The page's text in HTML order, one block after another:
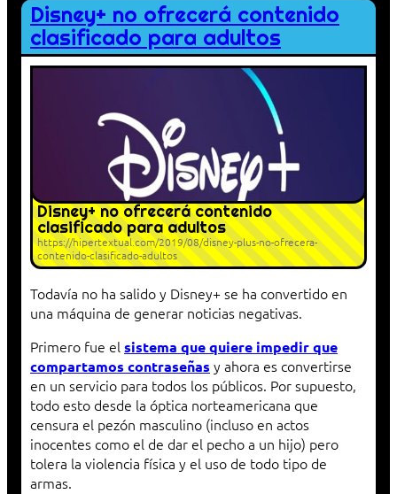
Disney+ no ofrecerá contenido
clasificado para adultos
Disney+ no ofrecerá contenido
clasificado para adultos
https://hipertextual.com/2019/08/disney-plus-no-ofrecera-
contenido-clasificado-adultos
Todavía no ha salido y Disney+ se ha convertido en
una máquina de generar noticias negativas.
Primero fue el sistema que quiere impedir que
compartamos contraseñas y ahora es convertirse
en un servicio para todos los públicos. Por supuesto,
todo esto desde la óptica norteamericana que
censura el pezón masculino (incluso en actos
inocentes como el de dar el pecho a un hijo) pero
tolera la violencia física y el uso de todo tipo de
armas.